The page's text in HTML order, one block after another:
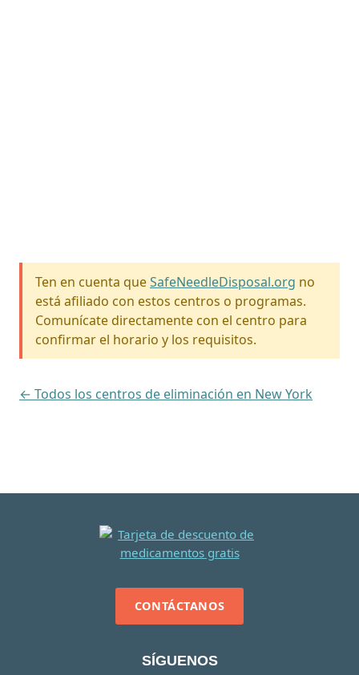
Ten en cuenta queSafeNeedleDisposal.org no
está afiliado con estos centros o programas.
Comunícate directamente con el centro para
confirmar el horario y los requisitos.
← Todos los centros de eliminación en New York
CONTÁCTANOS
SÍGUENOS